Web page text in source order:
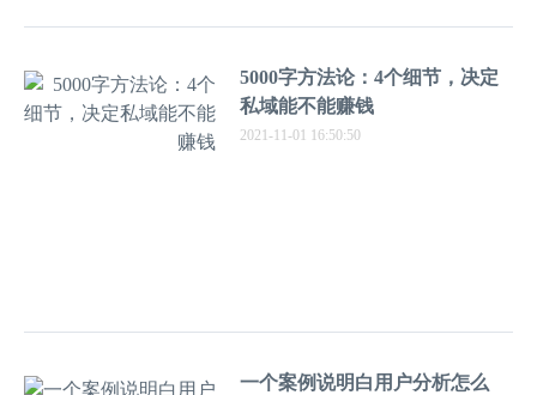
5000字方法论：4个细节，决定
私域能不能赚钱
2021-11-01 16:50:50
一个案例说明白用户分析怎么